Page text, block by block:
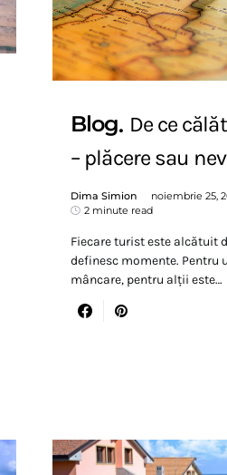
Blog De ce
– plăcere sau
Dima Simion noiembrie 25,
2 minute read
Fiecare turist este alcătuit
definesc momente. Pentru
mâncare, pentru alții este…